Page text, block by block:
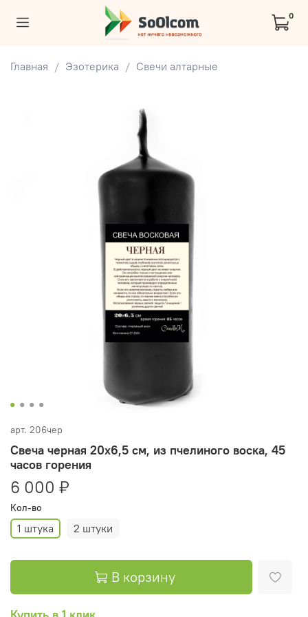
0
Главная Эзотерика Свечи алтарные
арт. 206чер
Свеча черная 20х6,5 см, из пчелиного воска, 45
часов горения
6 000 ₽
Кол-во
1 штука 2 штуки
В корзину